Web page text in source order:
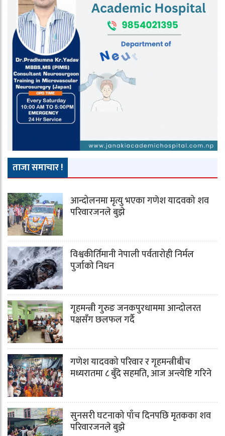
ताजा समाचार !
आन्दोलनमा मृत्यु भएका गणेश यादवको शव
परिवारजनले बुझे
विश्वकीर्तिमानी नेपाली पर्वतारोही निर्मल
पुर्जाको निधन
गृहमन्त्री गुरुङ जनकपुरधाममा आन्दोलरत
पक्षसँग छलफल गर्दै
गणेश यादवको परिवार र गृहमन्त्रीबीच
मध्यरातमा ८ बुँदे सहमति, आज अन्त्येष्टि गरिने
सुनसरी घटनाको पाँच दिनपछि मृतकका शव
परिवारजनले बुझे